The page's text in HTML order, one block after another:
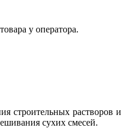
у оператора.
строительных растворов и
сухих смесей.